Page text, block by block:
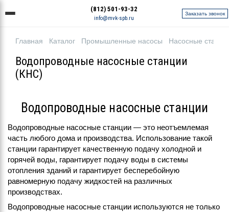
(812) 501-93-32
info@mvk-spb.ru
Заказать звонок
Главная Каталог Промышленные насосы Насосные
Водопроводные насосные станции
(КНС)
Водопроводные насосные станции
Водопроводные насосные станции — это неотъемлемая
часть любого дома и производства. Использование такой
станции гарантирует качественную подачу холодной и
горячей воды, гарантирует подачу воды в системы
отопления зданий и гарантирует бесперебойную
равномерную подачу жидкостей на различных
производствах.
Водопроводные насосные станции используются не только